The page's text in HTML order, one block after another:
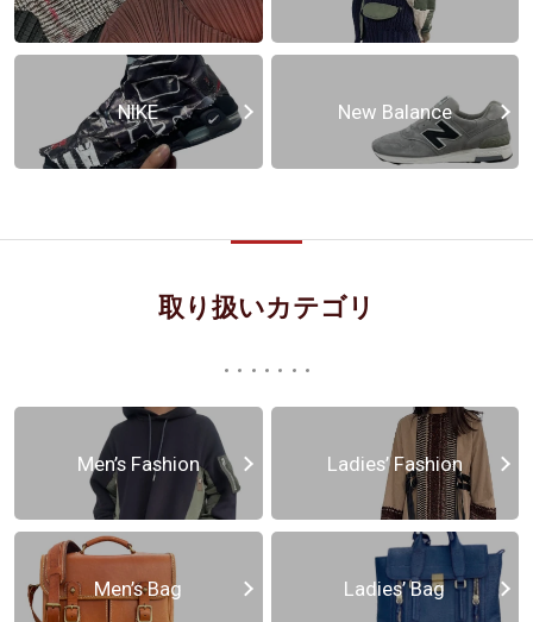
NIKE New Balance
取り扱いカテゴリ
Men’s Fashion Ladies’ Fashion
Men’s Bag Ladies’ Bag